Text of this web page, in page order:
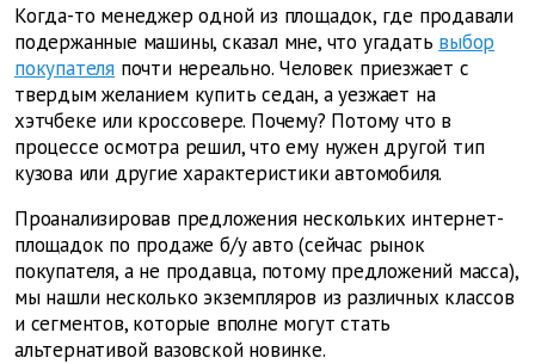
Когда-то менеджер одной из площадок, где продавали
подержанные машины, сказал мне, что угадать выбор
покупателя почти нереально. Человек приезжает с
твердым желанием купить седан, а уезжает на
хэтчбеке или кроссовере. Почему? Потому что в
процессе осмотра решил, что ему нужен другой тип
кузова или другие характеристики автомобиля.
Проанализировав предложения нескольких интернет-
площадок по продаже б/у авто (сейчас рынок
покупателя, а не продавца, потому предложений масса),
мы нашли несколько экземпляров из различных классов
и сегментов, которые вполне могут стать
альтернативой вазовской новинке.